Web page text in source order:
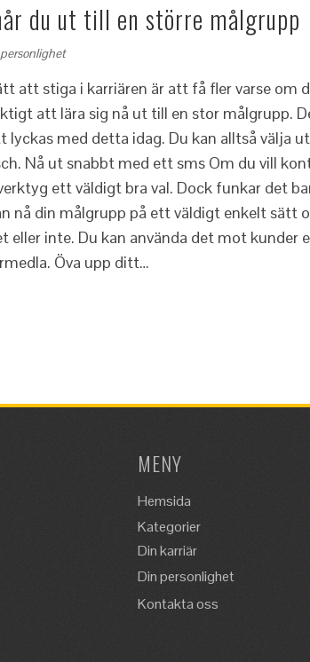
du ut till en större målgrupp
att stiga i karriären är att få fler varse om
att lära sig nå ut till en stor målgrupp.
lyckas med detta idag. Du kan alltså välja
Nå ut snabbt med ett sms Om du vill
ett väldigt bra val. Dock funkar det
nå din målgrupp på ett väldigt enkelt sätt
eller inte. Du kan använda det mot kunder
Öva upp ditt…
MENY
Hemsida
Kategorier
Din karriär
Din personlighet
Kontakta oss